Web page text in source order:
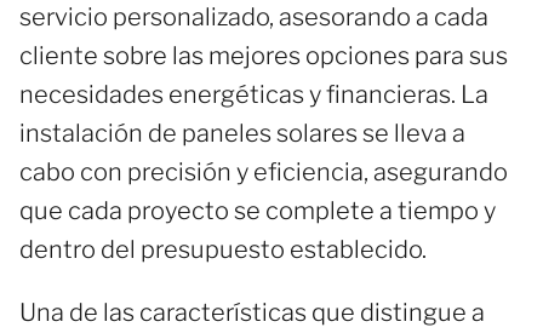
servicio personalizado, asesorando a cada
cliente sobre las mejores opciones para sus
necesidades energéticas y financieras. La
instalación de paneles solares se lleva a
cabo con precisión y eficiencia, asegurando
que cada proyecto se complete a tiempo y
dentro del presupuesto establecido.
Una de las características que distingue a